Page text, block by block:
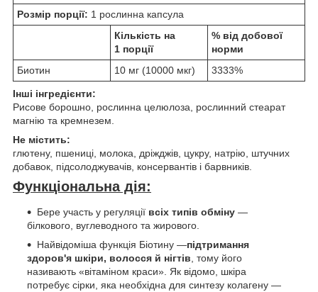
Розмір порції: 1 рослинна капсула
Кількість на
1 порції
% від добової
норми
Биотин
10 мг (10000 мкг) 3333%
Інші інгредієнти:
Рисове борошно, рослинна целюлоза, рослинний стеарат
магнію та кремнезем.
Не містить:
глютену, пшениці, молока, дріжджів, цукру, натрію, штучних
добавок, підсолоджувачів, консервантів і барвників.
Функціональна дія:
Бере участь у регуляції всіх типів обміну —
білкового, вуглеводного та жирового.
Найвідоміша функція Біотину —підтримання
здоров'я шкіри, волосся й нігтів , тому його
називають «вітаміном краси». Як відомо, шкіра
потребує сірки, яка необхідна для синтезу колагену —